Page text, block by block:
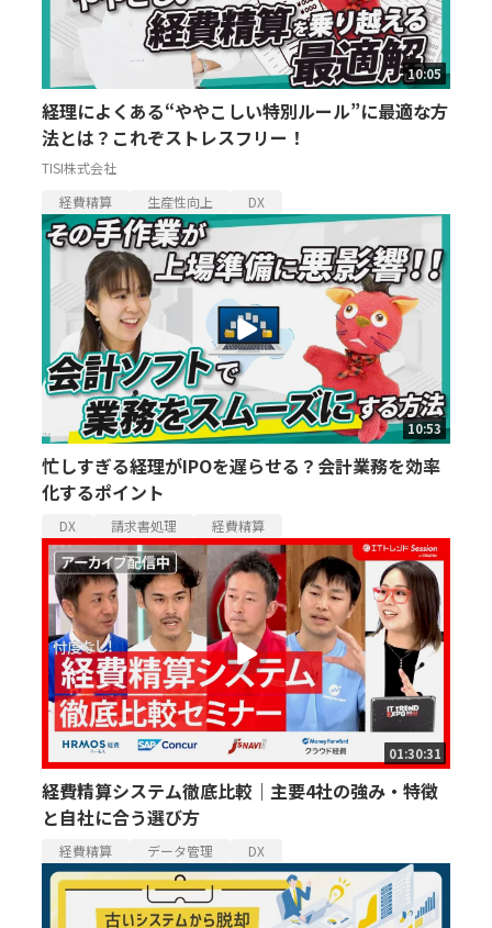
10:05
経理によくある“ややこしい特別ルール”に最適な方
法とは？これぞストレスフリー！
TISI株式会社
経費精算
生産性向上 DX
10:53
忙しすぎる経理がIPOを遅らせる？会計業務を効率
化するポイント
DX 請求書処理 経費精算
01:30:31
経費精算システム徹底比較｜主要4社の強み・特徴
と自社に合う選び方
経費精算 データ管理 DX